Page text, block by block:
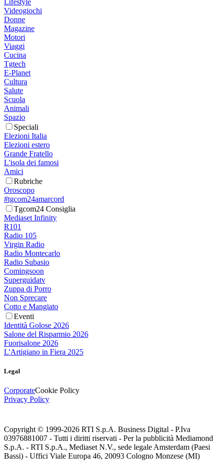
Lifestyle
Videogiochi
Donne
Magazine
Motori
Viaggi
Cucina
Tgtech
E-Planet
Cultura
Salute
Scuola
Animali
Spazio
Speciali
Elezioni Italia
Elezioni estero
Grande Fratello
L'isola dei famosi
Amici
Rubriche
Oroscopo
#tgcom24amarcord
Tgcom24 Consiglia
Mediaset Infinity
R101
Radio 105
Virgin Radio
Radio Montecarlo
Radio Subasio
Comingsoon
Superguidatv
Zuppa di Porro
Non Sprecare
Cotto e Mangiato
Eventi
Identità Golose 2026
Salone del Risparmio 2026
Fuorisalone 2026
L'Artigiano in Fiera 2025
Legal
CorporateCookie Policy
Privacy Policy
Copyright © 1999-2026 RTI S.p.A. Business Digital - P.Iva
03976881007 - Tutti i diritti riservati - Per la pubblicità Mediamond
S.p.A. - RTI S.p.A., Mediaset N.V., sede legale Amsterdam (Paesi
Bassi) - Uffici Viale Europa 46, 20093 Cologno Monzese (MI)